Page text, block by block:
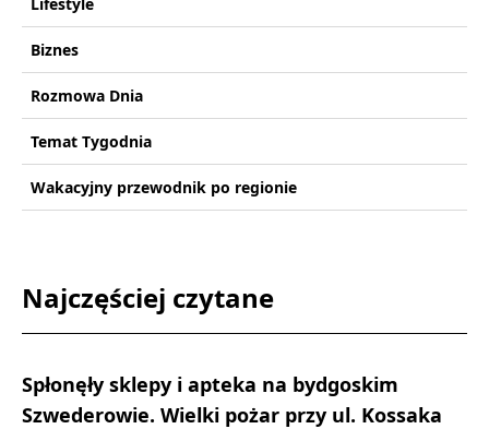
Biznes
Rozmowa Dnia
Temat Tygodnia
Wakacyjny przewodnik po regionie
Najczęściej czytane
Spłonęły sklepy i apteka na bydgoskim
Szwederowie. Wielki pożar przy ul. Kossaka